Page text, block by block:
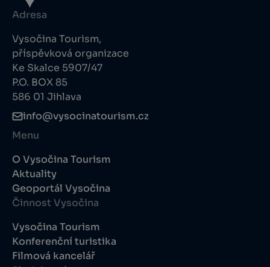
Adresa
Vysočina Tourism,
příspěvková organizace
Ke Skalce 5907/47
P.O. BOX 85
586 01 Jihlava
info@vysocinatourism.cz
Menu
O Vysočina Tourism
Aktuality
Geoportál Vysočina
Činnost Vysočina
Vysočina Tourism
Konferenční turistika
Filmová kancelář